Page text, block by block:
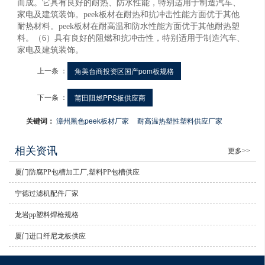
而成。它具有良好的耐热、防水性能，特别适用于制造汽车、
家电及建筑装饰。peek板材在耐热和抗冲击性能方面优于其他
耐热材料。peek板材在耐高温和防水性能方面优于其他耐热塑
料。（6）具有良好的阻燃和抗冲击性，特别适用于制造汽车、
家电及建筑装饰。
上一条 ： 角美台商投资区国产pom板规格
下一条 ： 莆田阻燃PPS板供应商
关键词：漳州黑色peek板材厂家 耐高温热塑性塑料供应厂家
相关资讯 更多>>
厦门防腐PP包槽加工厂,塑料PP包槽供应
宁德过滤机配件厂家
龙岩pp塑料焊枪规格
厦门进口纤尼龙板供应